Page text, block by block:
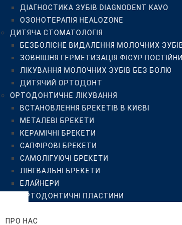
САПФІРОВІ БРЕКЕТИ
САМОЛІГУЮЧІ БРЕКЕТИ
ЛІНГВАЛЬНІ БРЕКЕТИ
ЕЛАЙНЕРИ
ОРТОДОНТИЧНІ ПЛАСТИНИ
ЦІНИ
ПРО НАС
КЛІНІКА ISTOMATOLOG
КОМАНДА
ВІДГУКИ
ПРИКЛАДИ РОБІТ
БЛОГ
FAQ
ПАЦІЄНТУ
РЕКОМЕНДАЦІЇ
РЕКОМЕНДАЦІЇ ПІСЛЯ ПРОФЕСІЙНОЇ
ДІАГНОСТИКА ЗУБІВ DIAGNODENT KAVO
ОЗОНОТЕРАПІЯ HEALOZONE
ДИТЯЧА СТОМАТОЛОГІЯ
БЕЗБОЛІСНЕ ВИДАЛЕННЯ МОЛОЧНИХ
ЗОВНІШНЯ ГЕРМЕТИЗАЦІЯ ФІСУР
ЛІКУВАННЯ МОЛОЧНИХ ЗУБІВ БЕЗ БОЛЮ
ДИТЯЧИЙ ОРТОДОНТ
ОРТОДОНТИЧНЕ ЛІКУВАННЯ
ВСТАНОВЛЕННЯ БРЕКЕТІВ В КИЄВІ
МЕТАЛЕВІ БРЕКЕТИ
КЕРАМІЧНІ БРЕКЕТИ
САПФІРОВІ БРЕКЕТИ
САМОЛІГУЮЧІ БРЕКЕТИ
ЛІНГВАЛЬНІ БРЕКЕТИ
ЕЛАЙНЕРИ
ОРТОДОНТИЧНІ ПЛАСТИНИ
ПРО НАС